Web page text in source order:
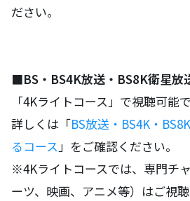
ださい。
■BS・BS4K放送・BS8K衛星放
「4Kライトコース」で視聴可能で
詳しくは「BS放送・BS4K・
るコース 」をご確認ください。
※4Kライトコースでは、専門チ
ーツ、映画、アニメ等）はご視聴